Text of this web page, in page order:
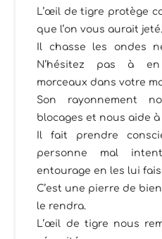
L’œil de tigre protège
que l’on vous aurait jeté.
Il chasse les ondes
N’hésitez pas à
morceaux dans votre
Son rayonnement
blocages et nous aide
Il fait prendre
personne mal
entourage en les lui
C’est une pierre de
le rendra.
L’œil de tigre nous